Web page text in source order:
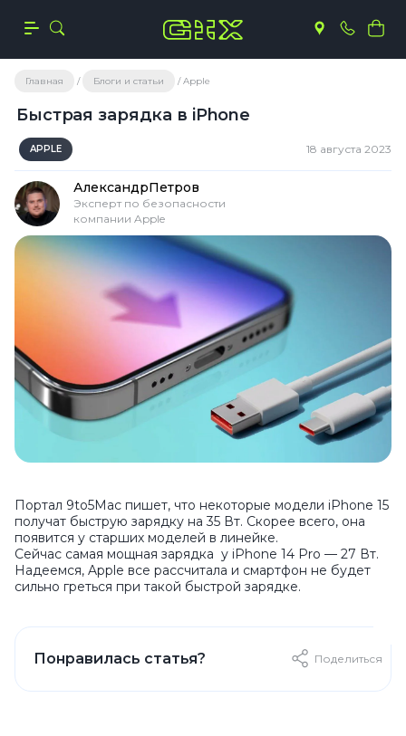
Главная Блоги и статьи Apple
Быстрая зарядка в iPhone
APPLE 18 августа 2023
Портал 9to5Mac пишет, что некоторые модели iPhone 15
получат быструю зарядку на 35 Вт. Скорее всего, она
появится у старших моделей в линейке.
Сейчас самая мощная зарядка у iPhone 14 Pro — 27 Вт.
Надеемся, Apple все рассчитала и смартфон не будет
сильно греться при такой быстрой зарядке.
Понравилась статья? Поделиться
АлександрПетров
Эксперт по безопасности
компании Apple